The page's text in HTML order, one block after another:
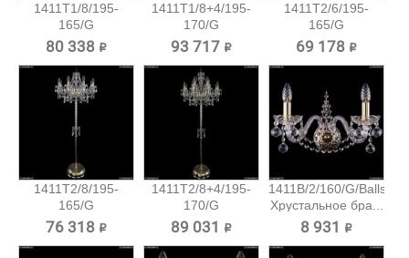
1411T1/8/195-
165/G
Хрустальный
80 338 ₽
1411T1/8+4/195-
170/G
Хрустальный...
93 717 ₽
1411T2/6/195-
165/G
Хрустальный
69 178 ₽
1411T2/8/195-
165/G
Хрустальный
76 318 ₽
1411T2/8+4/195-
170/G
Хрустальный...
89 031 ₽
1411B/2/160/G/Balls
Хрустальное бра...
8 931 ₽